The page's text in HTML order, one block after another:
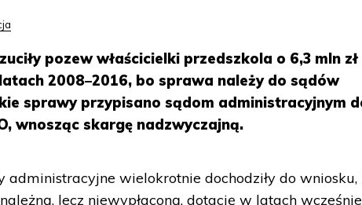
pozew właścicielki przedszkola o 6,3 mln
2008–2016, bo sprawa należy do sądów
sprawy przypisano sądom administracyjnym
wnosząc skargę nadzwyczajną.
administracyjne wielokrotnie dochodziły do wniosku,
lecz niewypłaconą, dotację w latach